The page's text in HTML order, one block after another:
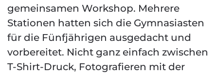
gemeinsamen Workshop. Mehrere
Stationen hatten sich die Gymnasiasten
für die Fünfjährigen ausgedacht und
vorbereitet. Nicht ganz einfach zwischen
T-Shirt-Druck, Fotografieren mit der